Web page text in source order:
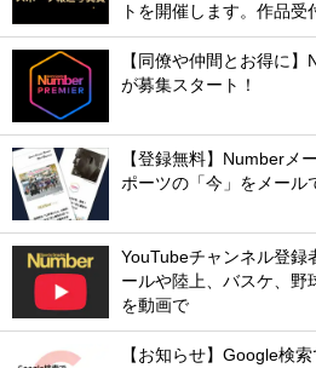
トを開催します。作品受
【同僚や仲間とお得に
が募集スタート！
【登録無料】Numberメ
ポーツの「今」をメール
YouTubeチャンネル登録
ールや陸上、バスケ、野
を動画で
【お知らせ】Google検